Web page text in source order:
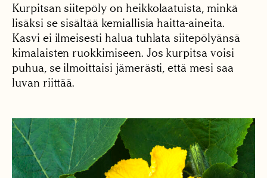
Kurpitsan siitepöly on heikkolaatuista, minkä
lisäksi se sisältää kemiallisia haitta-aineita.
Kasvi ei ilmeisesti halua tuhlata siitepölyänsä
kimalaisten ruokkimiseen. Jos kurpitsa voisi
puhua, se ilmoittaisi jämerästi, että mesi saa
luvan riittää.